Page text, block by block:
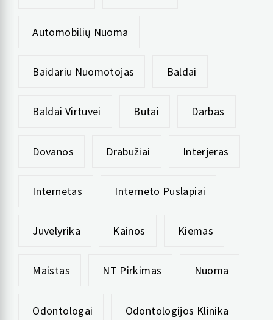
Automobilių Nuoma
Baidariu Nuomotojas Baldai
Baldai Virtuvei Butai Darbas
Dovanos Drabužiai Interjeras
Internetas Interneto Puslapiai
Juvelyrika Kainos Kiemas
Maistas NT Pirkimas Nuoma
Odontologai Odontologijos Klinika